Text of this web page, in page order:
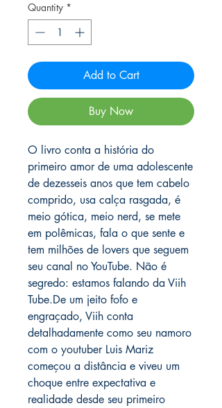
Quantity *
Add to Cart
Buy Now
O livro conta a história do
primeiro amor de uma adolescente
de dezesseis anos que tem cabelo
comprido, usa calça rasgada, é
meio gótica, meio nerd, se mete
em polêmicas, fala o que sente e
tem milhões de lovers que seguem
seu canal no YouTube. Não é
segredo: estamos falando da Viih
Tube.De um jeito fofo e
engraçado, Viih conta
detalhadamente como seu namoro
com o youtuber Luis Mariz
começou a distância e viveu um
choque entre expectativa e
realidade desde seu primeiro